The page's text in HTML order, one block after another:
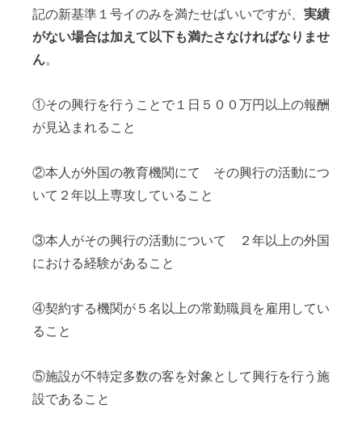
記の新基準１号イのみを満たせばいいですが、 実績
がない場合は加えて以下も満たさなければなりませ
ん。
①その興行を行うことで１日５００万円以上の報酬
が見込まれること
②本人が外国の教育機関にて その興行の活動につ
いて２年以上専攻していること
③本人がその興行の活動について ２年以上の外国
における経験があること
④契約する機関が５名以上の常勤職員を雇用してい
ること
⑤施設が不特定多数の客を対象として興行を行う施
設であること